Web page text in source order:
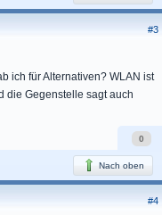
#3
ich für Alternativen? WLAN ist
die Gegenstelle sagt auch
0
Nach oben
#4